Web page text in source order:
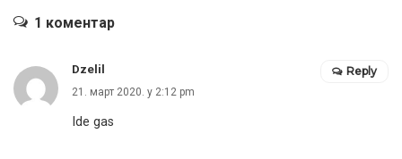
1 коментар
Dzelil
21. март 2020. у 2:12 pm
Ide gas
Reply